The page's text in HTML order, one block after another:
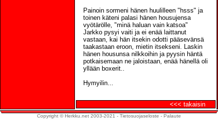
Painoin sormeni hänen huulilleen "hsss" ja
toinen käteni palasi hänen housujensa
vyötärölle, "minä haluan vain katsoa"
Jarkko pysyi vaiti ja ei enää laittanut
vastaan, kai hän itsekin odotti pääsevänsä
taakastaan eroon, mietin itsekseni. Laskin
hänen housunsa nilkkoihin ja pyysin häntä
potkaisemaan ne jaloistaan, enää hänellä oli
yllään boxerit..
Hymyilin...
<<< takaisin
Copyright © Herkku.net 2003-2021 - Tietosuojaseloste - Palaute